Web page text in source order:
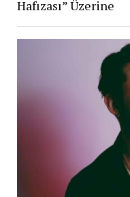
Hafızası” Üzerine